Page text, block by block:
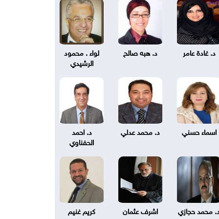
د. غادة عامر د. هبه صالح
لواء . محمود
الرشيدي
اسماء حسني د. محمد عدلي
د. احمد
الحفناوي
محمد حجازي اشرف عثمان كريم غنيم